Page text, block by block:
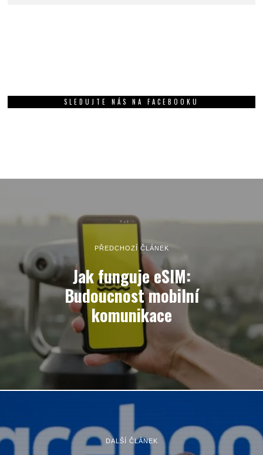
SLEDUJTE NÁS NA FACEBOOKU
PŘEDCHOZÍ ČLÁNEK
Jak funguje eSIM:
Budoucnost mobilní
komunikace
DALŠÍ ČLÁNEK